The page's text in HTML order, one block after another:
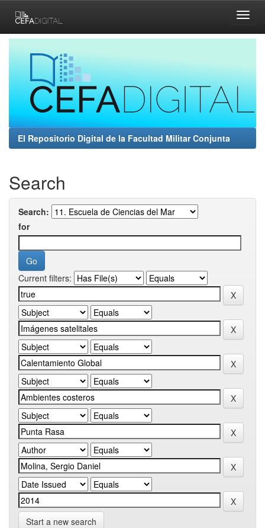
navigation
El Repositorio Digital de la Facultad Militar Conjunta
Search
Search:
for
Current filters:
Start a new search